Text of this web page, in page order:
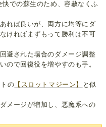
での蘇生のため、容赦なくふ
れば良いが、両方に均等にダ
ければまずもって勝利は不可
避された場合のダメージ調整
ので回復役を増やすのも手。
の 【スロットマジーン】
と似
メージが増加し、悪魔系への